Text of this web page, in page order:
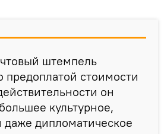
штемпель
предоплатой стоимости
он
культурное,
даже дипломатическое